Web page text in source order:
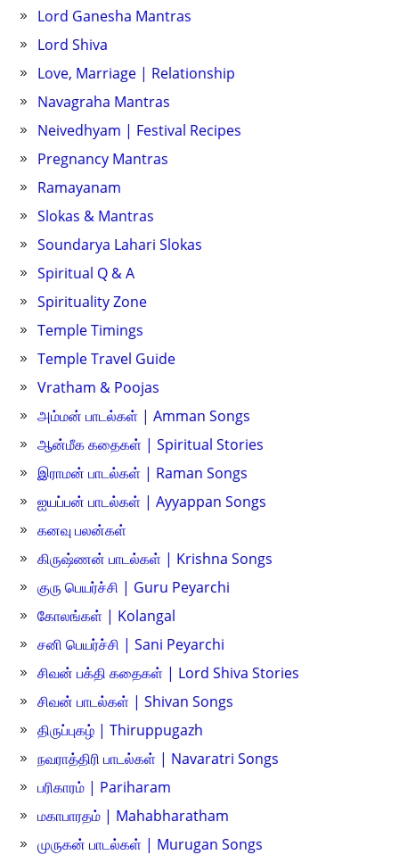
Lord Ganesha Mantras
Lord Shiva
Love, Marriage | Relationship
Navagraha Mantras
Neivedhyam | Festival Recipes
Pregnancy Mantras
Ramayanam
Slokas & Mantras
Soundarya Lahari Slokas
Spiritual Q & A
Spirituality Zone
Temple Timings
Temple Travel Guide
Vratham & Poojas
அம்மன் பாடல்கள் | Amman Songs
ஆன்மீக கதைகள் | Spiritual Stories
இராமன் பாடல்கள் | Raman Songs
ஐயப்பன் பாடல்கள் | Ayyappan Songs
கனவு பலன்கள்
கிருஷ்ணன் பாடல்கள் | Krishna Songs
குரு பெயர்ச்சி | Guru Peyarchi
கோலங்கள் | Kolangal
சனி பெயர்ச்சி | Sani Peyarchi
சிவன் பக்தி கதைகள் | Lord Shiva Stories
சிவன் பாடல்கள் | Shivan Songs
திருப்புகழ் | Thiruppugazh
நவராத்திரி பாடல்கள் | Navaratri Songs
பரிகாரம் | Pariharam
மகாபாரதம் | Mahabharatham
முருகன் பாடல்கள் | Murugan Songs